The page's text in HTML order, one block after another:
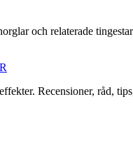
och relaterade
Recensioner, råd,